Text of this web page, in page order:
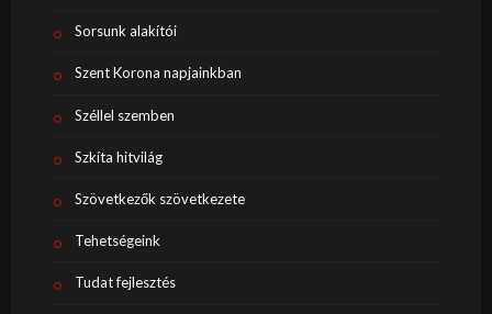
Sorsunk alakítói
Szent Korona napjainkban
Széllel szemben
Szkíta hitvilág
Szövetkezők szövetkezete
Tehetségeink
Tudat fejlesztés